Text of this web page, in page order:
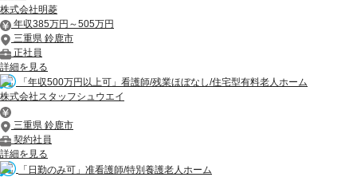
株式会社明菱
年収385万円～505万円
三重県 鈴鹿市
正社員
詳細を見る
「年収500万円以上可」看護師/残業ほぼなし/住宅型有料老人ホーム
株式会社スタッフシュウエイ
三重県 鈴鹿市
契約社員
詳細を見る
「日勤のみ可」准看護師/特別養護老人ホーム